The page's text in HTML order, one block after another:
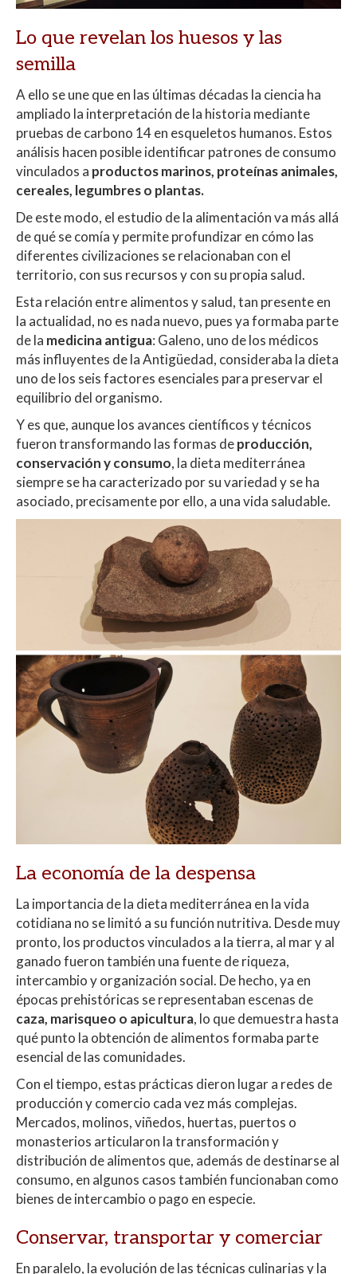
Lo que revelan los huesos y las
semilla
A ello se une que en las últimas décadas la ciencia ha
ampliado la interpretación de la historia mediante
pruebas de carbono 14 en esqueletos humanos. Estos
análisis hacen posible identificar patrones de consumo
vinculados a productos marinos, proteínas animales,
cereales, legumbres o plantas.
De este modo, el estudio de la alimentación va más allá
de qué se comía y permite profundizar en cómo las
diferentes civilizaciones se relacionaban con el
territorio, con sus recursos y con su propia salud.
Esta relación entre alimentos y salud, tan presente en
la actualidad, no es nada nuevo, pues ya formaba parte
de la medicina antigua: Galeno, uno de los médicos
más influyentes de la Antigüedad, consideraba la dieta
uno de los seis factores esenciales para preservar el
equilibrio del organismo.
Y es que, aunque los avances científicos y técnicos
fueron transformando las formas deproducción,
conservación y consumo, la dieta mediterránea
siempre se ha caracterizado por su variedad y se ha
asociado, precisamente por ello, a una vida saludable.
La economía de la despensa
La importancia de la dieta mediterránea en la vida
cotidiana no se limitó a su función nutritiva. Desde muy
pronto, los productos vinculados a la tierra, al mar y al
ganado fueron también una fuente de riqueza,
intercambio y organización social. De hecho, ya en
épocas prehistóricas se representaban escenas de
caza, marisqueo o apicultura, lo que demuestra hasta
qué punto la obtención de alimentos formaba parte
esencial de las comunidades.
Con el tiempo, estas prácticas dieron lugar a redes de
producción y comercio cada vez más complejas.
Mercados, molinos, viñedos, huertas, puertos o
monasterios articularon la transformación y
distribución de alimentos que, además de destinarse al
consumo, en algunos casos también funcionaban como
bienes de intercambio o pago en especie.
Conservar, transportar y comerciar
En paralelo, la evolución de las técnicas culinarias y la